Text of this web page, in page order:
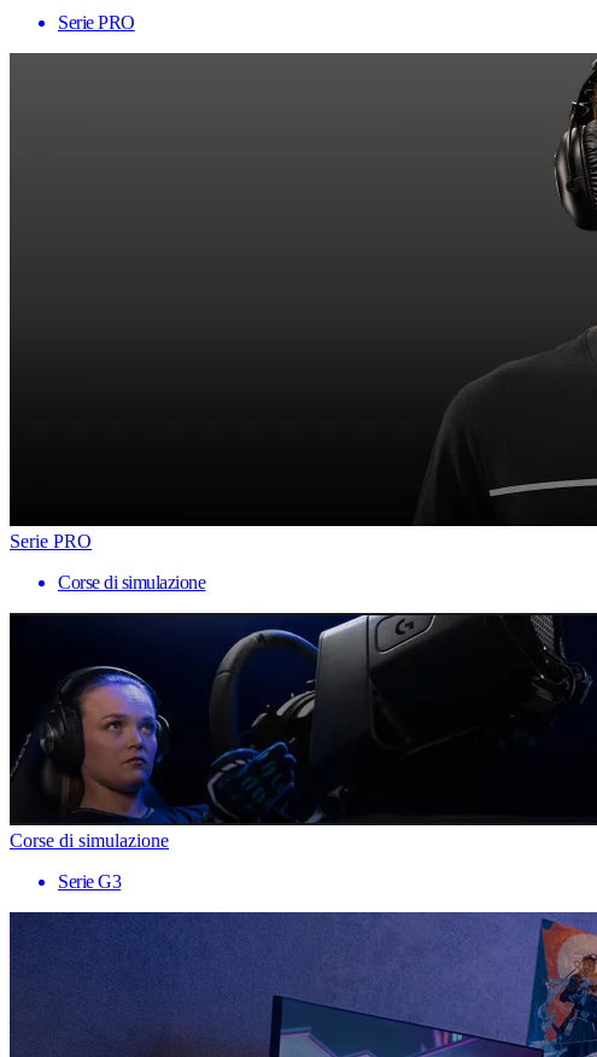
Serie PRO
Serie PRO
Corse di simulazione
Corse di simulazione
Serie G3